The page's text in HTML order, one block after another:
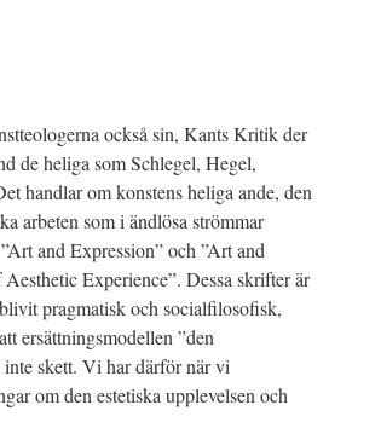
också sin, Kants Kritik der
de heliga som Schlegel, Hegel,
handlar om konstens heliga ande, den
arbeten som i ändlösa strömmar
and Expression” och ”Art and
Experience”. Dessa skrifter är
pragmatisk och socialfilosofisk,
ersättningsmodellen ”den
skett. Vi har därför när vi
om den estetiska upplevelsen och